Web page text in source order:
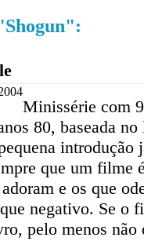
Minissérie com
80, baseada
introdução
que um filme
e os que
negativo. Se o
pelo menos não